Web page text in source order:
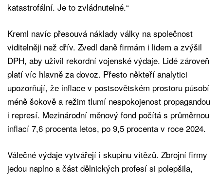
katastrofální. Je to zvládnutelné.“
Kreml navíc přesouvá náklady války na společnost
viditelněji než dřív. Zvedl daně firmám i lidem a zvýšil
DPH, aby uživil rekordní vojenské výdaje. Lidé zároveň
platí víc hlavně za dovoz. Přesto někteří analytici
upozorňují, že inflace v postsovětském prostoru působí
méně šokově a režim tlumí nespokojenost propagandou
i represí. Mezinárodní měnový fond počítá s průměrnou
inflací 7,6 procenta letos, po 9,5 procenta v roce 2024.
Válečné výdaje vytvářejí i skupinu vítězů. Zbrojní firmy
jedou naplno a část dělnických profesí si polepšila,